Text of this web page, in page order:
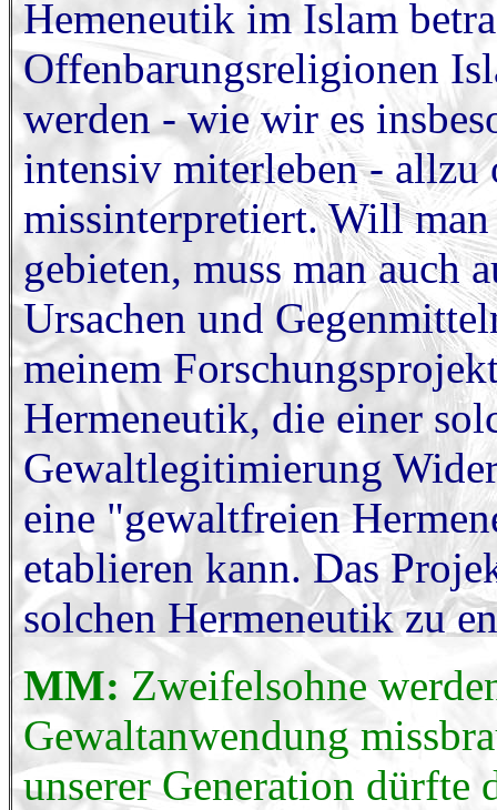
Hemeneutik im Islam
Offenbarungsreligionen
werden - wie wir es
intensiv miterleben -
missinterpretiert. Will
gebieten, muss man auch
Ursachen und
meinem
Hermeneutik, die einer
Gewaltlegitimierung
eine "gewaltfreien
etablieren kann. Das
solchen Hermeneutik zu
MM: Zweifelsohne
Gewaltanwendung
unserer Generation dürfte